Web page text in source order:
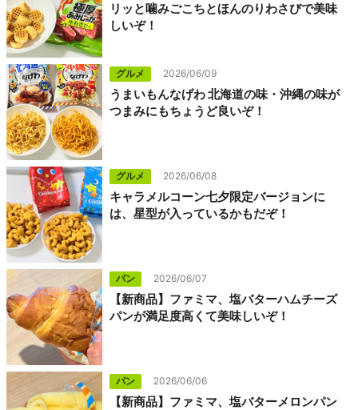
リッと噛みごこちとほんのりわさびで美味
しいぞ！
グルメ 2026/06/09
うまいもんなげわ 北海道の味・沖縄の味が
つまみにもちょうど良いぞ！
グルメ 2026/06/08
キャラメルコーン七夕限定バージョンに
は、星型が入っているかもだぞ！
パン 2026/06/07
【新商品】ファミマ、塩バターハムチーズ
パンが満足度高くて美味しいぞ！
パン 2026/06/06
【新商品】ファミマ、塩バターメロンパン